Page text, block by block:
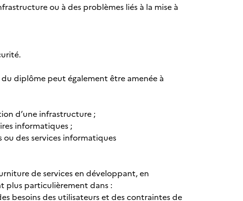
ou à des problèmes liés à la mise à
diplôme peut également être amenée à
d’une infrastructure ;
informatiques ;
des services informatiques
de services en développant, en
plus particulièrement dans :
besoins des utilisateurs et des contraintes de